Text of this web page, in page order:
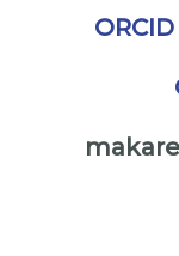
ORCID